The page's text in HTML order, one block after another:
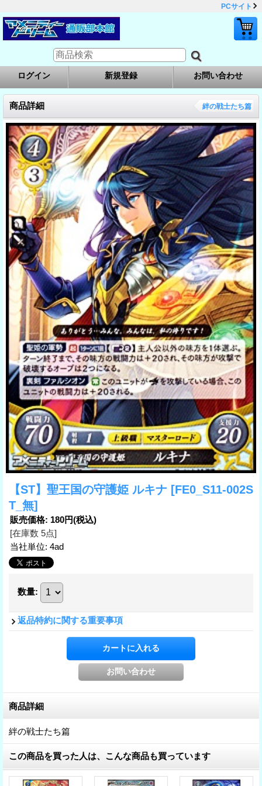
PCサイト
ログイン 新規登録 お問い合わせ
商品詳細 絆の戦士たち篇
【ST】聖王国の守護姫 ルキナ [FE0_S11-002S
T_無]
販売価格: 180円(税込)
[在庫数 5点]
当社単位: 4ad
数量:
返品特約に関する重要事項
商品詳細
絆の戦士たち篇
この商品を買った人は、こんな商品も買っています